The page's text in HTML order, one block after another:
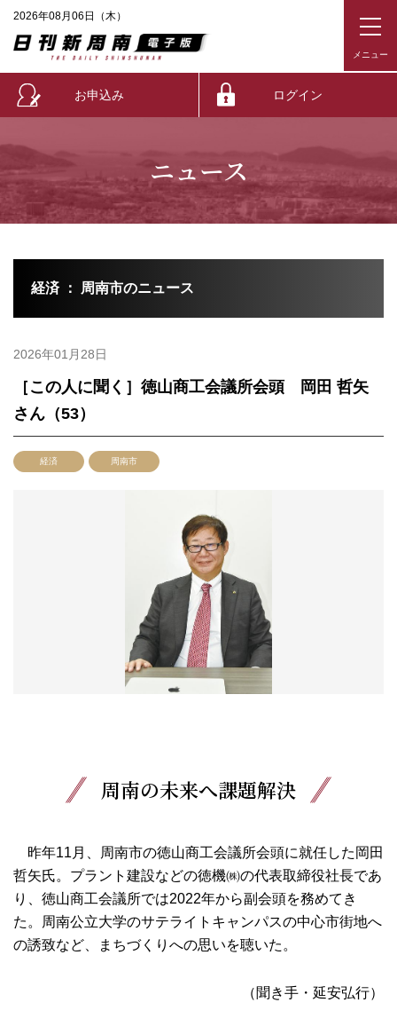
2026年08月06日（木）
お申込み ログイン
ニュース
経済 ： 周南市のニュース
2026年01月28日
［この人に聞く］徳山商工会議所会頭 岡田 哲矢
さん（53）
経済 周南市
周南の未来へ課題解決
昨年11月、周南市の徳山商工会議所会頭に就任した岡田
哲矢氏。プラント建設などの徳機㈱の代表取締役社長であ
り、徳山商工会議所では2022年から副会頭を務めてき
た。周南公立大学のサテライトキャンパスの中心市街地へ
の誘致など、まちづくりへの思いを聴いた。
（聞き手・延安弘行）